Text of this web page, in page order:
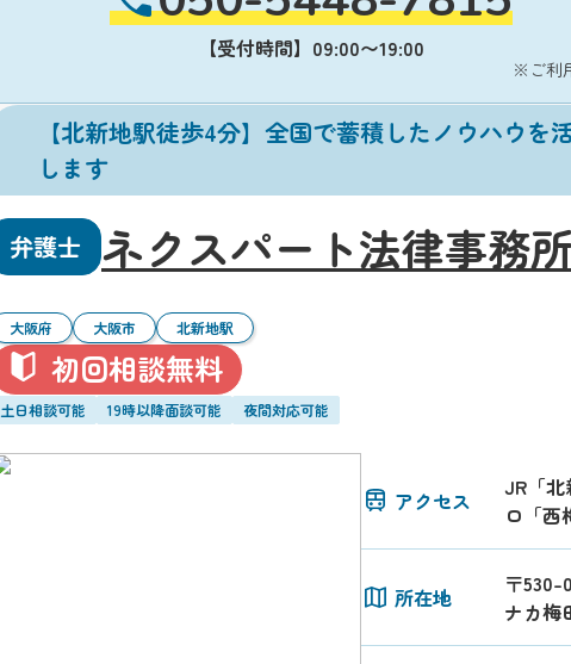
【受付時間】09:00〜19:00
※ご利
【北新地駅徒歩4分】全国で蓄積したノウハウ
します
弁護士 ネクスパート法律事務
大阪府 大阪市 北新地駅
初回相談無料
土日相談可能 19時以降面談可能 夜間対応可能
アクセス
JR「
ロ「西
所在地
〒530-
ナカ梅